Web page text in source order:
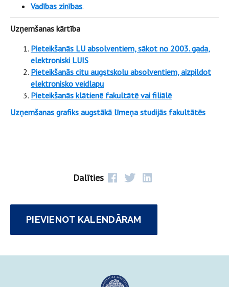
Vadības zinības.
Uzņemšanas kārtība
Pieteikšanās LU absolventiem, sākot no 2003. gada,
elektroniski LUIS
Pieteikšanās citu augstskolu absolventiem, aizpildot
elektronisko veidlapu
Pieteikšanās klātienē fakultātē vai filiālē
Uzņemšanas grafiks augstākā līmeņa studijās fakultātēs
Dalīties
PIEVIENOT KALENDĀRAM